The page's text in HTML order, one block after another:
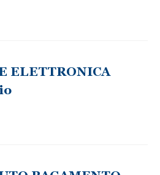
ELETTRONICA